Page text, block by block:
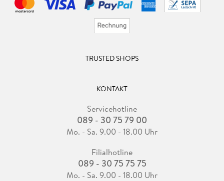
TRUSTED SHOPS
KONTAKT
Servicehotline
089 - 30 75 79 00
Mo. - Sa. 9.00 - 18.00 Uhr
Filialhotline
089 - 30 75 75 75
Mo. - Sa. 9.00 - 18.00 Uhr